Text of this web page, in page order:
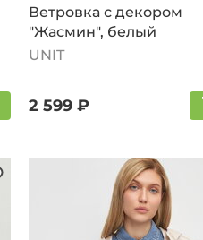
Ветровка с декором
"Жасмин", белый
UNIT
2 599 ₽